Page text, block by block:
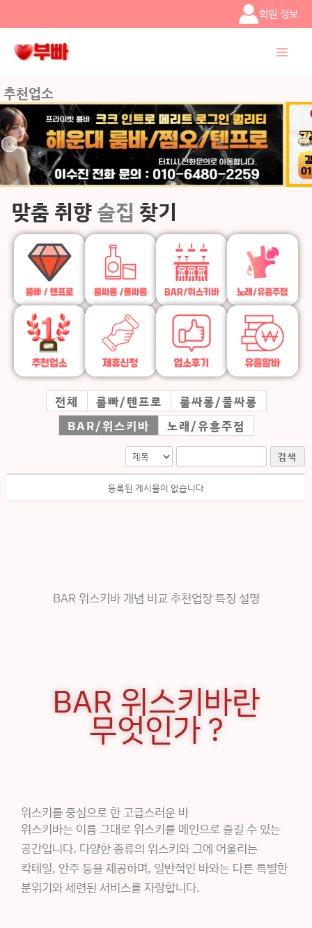
건너뛰기
회원 정보
추천업소
맞춤 취향 술집 찾기
전체 룸빠/텐프로
룸싸롱/풀싸롱
BAR/위스키바
노래/유흥주점
검색
등록된 게시물이 없습니다
BAR 위스키바 개념 비교 추천업장 특징 설명
BAR 위스키바란
무엇인가 ?
위스키를 중심으로 한 고급스러운 바
위스키바는 이름 그대로 위스키를 메인으로 즐길 수 있는
공간입니다. 다양한 종류의 위스키와 그에 어울리는
칵테일, 안주 등을 제공하며, 일반적인 바와는 다른 특별한
분위기와 세련된 서비스를 자랑합니다.